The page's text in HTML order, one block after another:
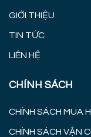
GIỚI THIỆU
TIN TỨC
LIÊN HỆ
CHÍNH SÁCH
CHÍNH SÁCH MUA
CHÍNH SÁCH VẬN